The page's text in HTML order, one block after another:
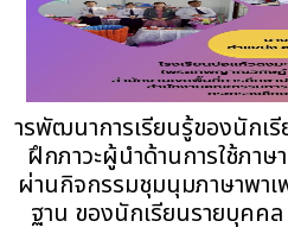
ารพัฒนาการเรียนรู้ของนักเ
ฝึกภาวะผู้นำด้านการใช้ภาษ
ผ่านกิจกรรมชุมนุมภาษาพา
ฐาน ของนักเรียนรายบุคค